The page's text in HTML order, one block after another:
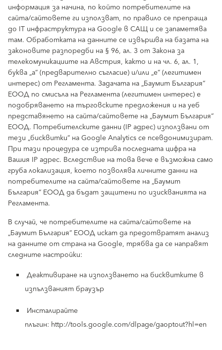
информация за начина, по който потребителите на
сайта/сайтовете ги използват, по правило се препраща
до IT инфраструктура на Google в САЩ и се запаметява
там. Обработката на данните се извършва на базата на
законовите разпоредби на § 96, ал. 3 от Закона за
телекомуникациите на Австрия, както и на чл. 6, ал. 1,
буква „а“ (предварително съгласие) и/или „е“ (легитимен
интерес) от Регламента. Задачата на „Баумит България“
ЕООД по смисъла на Регламента (легитимен интерес) е
подобряването на търговските предложения и на уеб
представянето на сайта/сайтовете на „Баумит България“
ЕООД. Потребителските данни (IP адрес) използвани от
тези „бисквитки“ на Google Analytics се псевдонимизират.
При тази процедура се изтрива последната цифра на
Вашия IP адрес. Вследствие на това вече е възможна само
груба локализация, което позволява личните данни на
потребителите на сайта/сайтовете на „Баумит
България“ ЕООД да бъдат защитени по изискванията на
Регламента.
В случай, че потребителите на сайта/сайтовете на
„Баумит България“ ЕООД искат да предотвратят анализ
на данните от страна на Google, трябва да се направят
следните настройки:
Деактивиране на използването на бисквитките в
изпълзваният браузър
Инсталирайте
плъгин: http://tools.google.com/dlpage/gaoptout?hl=en